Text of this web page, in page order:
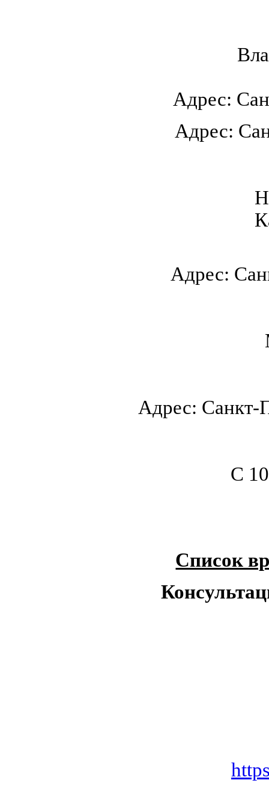
Адрес:
Адрес:
Адрес:
Адрес: Санкт-
С
Список